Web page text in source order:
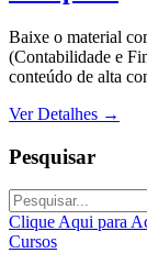
Baixe o material
(Contabilidade e
conteúdo de alta
Ver Detalhes →
Pesquisar
Clique Aqui para
Cursos